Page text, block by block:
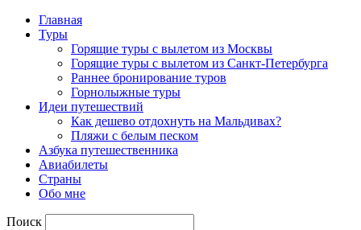
Главная
Туры
Горящие туры с вылетом из Москвы
Горящие туры с вылетом из Санкт-Петербурга
Раннее бронирование туров
Горнолыжные туры
Идеи путешествий
Как дешево отдохнуть на Мальдивах?
Пляжи с белым песком
Азбука путешественника
Авиабилеты
Страны
Обо мне
Поиск